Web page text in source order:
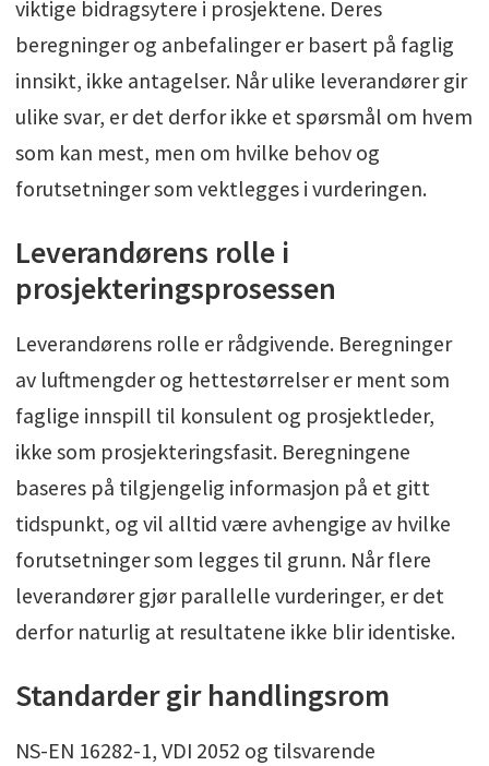
viktige bidragsytere i prosjektene. Deres
beregninger og anbefalinger er basert på faglig
innsikt, ikke antagelser. Når ulike leverandører gir
ulike svar, er det derfor ikke et spørsmål om hvem
som kan mest, men om hvilke behov og
forutsetninger som vektlegges i vurderingen.
Leverandørens rolle i
prosjekteringsprosessen
Leverandørens rolle er rådgivende. Beregninger
av luftmengder og hettestørrelser er ment som
faglige innspill til konsulent og prosjektleder,
ikke som prosjekteringsfasit. Beregningene
baseres på tilgjengelig informasjon på et gitt
tidspunkt, og vil alltid være avhengige av hvilke
forutsetninger som legges til grunn. Når flere
leverandører gjør parallelle vurderinger, er det
derfor naturlig at resultatene ikke blir identiske.
Standarder gir handlingsrom
NS-EN 16282-1, VDI 2052 og tilsvarende